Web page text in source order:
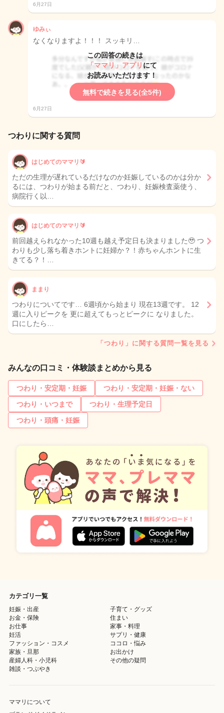
6月27日
ゆみぃ
なくなりますよ！！！ スッキリ…
この回答の続きは
「ママリ」アプリ にて
お読みいただけます！
無料で続きを見る(全5件)
6月27日
つわりに関する質問
はじめてのママリ🔰
ただの生理が遅れているだけなのか妊娠しているのかは分か
るには、つわりが始まる前だと、つわり、妊娠検査薬使う、
病院行く以…
はじめてのママリ🔰
前回越えられなかった10週も越え予定日も決まりました🥹 つ
わりも少し落ち着きホントに妊婦か？！赤ちゃんホントに生
きてる？！…
ままり
つわりについてです… 6週頃から始まり 現在13週です。 12
週に入りピークを 更に超えてもっとピークに なりました。
口にしたら…
「つわり」に関する質問一覧を見る
みんなの口コミ・体験談まとめから見る
つわり・安定期・妊娠
つわり・安定期・妊娠・ない
つわり・いつまで
つわり・生理予定日
つわり・頭痛・妊娠
カテゴリ一覧
妊娠・出産
子育て・グッズ
お金・保険
住まい
お仕事
家事・料理
妊活
サプリ・健康
ファッション・コスメ
ココロ・悩み
家族・旦那
お出かけ
産婦人科・小児科
その他の疑問
雑談・つぶやき
ママリについて